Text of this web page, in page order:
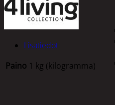
Lisätiedot
Paino 1 kg (kilogramma)